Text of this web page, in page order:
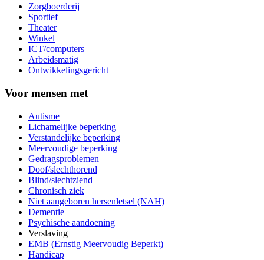
Zorgboerderij
Sportief
Theater
Winkel
ICT/computers
Arbeidsmatig
Ontwikkelingsgericht
Voor mensen met
Autisme
Lichamelijke beperking
Verstandelijke beperking
Meervoudige beperking
Gedragsproblemen
Doof/slechthorend
Blind/slechtziend
Chronisch ziek
Niet aangeboren hersenletsel (NAH)
Dementie
Psychische aandoening
Verslaving
EMB (Ernstig Meervoudig Beperkt)
Handicap